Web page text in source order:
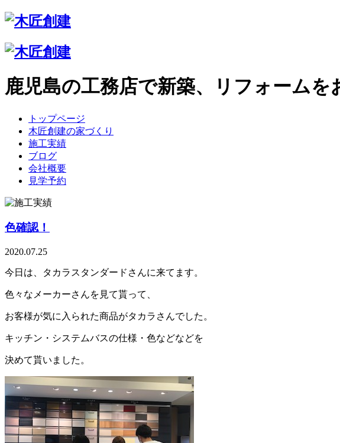
鹿児島の工務店で新築、リフォームを
トップページ
木匠創建の家づくり
施工実績
ブログ
会社概要
見学予約
色確認！
2020.07.25
今日は、タカラスタンダードさんに来てます。
色々なメーカーさんを見て貰って、
お客様が気に入られた商品がタカラさんでした。
キッチン・システムバスの仕様・色などなどを
決めて貰いました。